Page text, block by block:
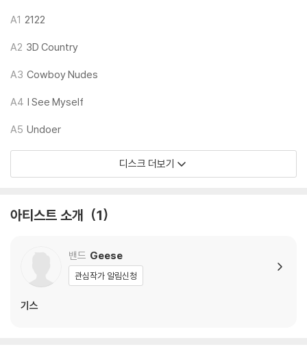
하니 침압 조절이 가능한 기기에서 재생하실 것을 권유 드립니다.
다. 전용 제품으로 이를 제거하면 대부분 해결됩니다.
3) 바늘에 먼지가 쌓이는 경우에도 재생이 원활하지 않을 수 있습니다.
※ 디스크 외관 불량
렁거리거나 휘어지는 경우가 있습니다.
재생이 불안정한 경우 스태빌라이저를 사용하시면 좀 더 안정적인 재생이
블 스핀들에 맞지 않는 경우에는 전용 제품 등을 이용하여 센터 홀을 조정
3) 디스크에 미세한 잔 흠집이 남아있거나 인쇄 면이 깨끗하지 않은 경우
가 있으며, 이는 상품의 불량이 아닙니다. 단, 재생에 이상이 있는 경우에는
불량으로 인한 반품/교환이 가능합니다
※ 컬러 디스크
A1 2122
A2 3D Country
A3 Cowboy Nudes
A4 I See Myself
A5 Undoer
디스크 더보기
아티스트 소개 1
밴드 Geese
관심작가 알림신청
기스